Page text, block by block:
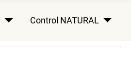
Control NATURAL